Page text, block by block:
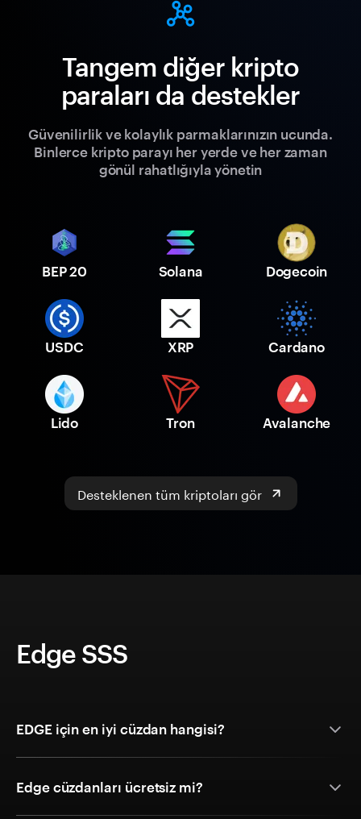
Tangem diğer kripto
paraları da destekler
Güvenilirlik ve kolaylık parmaklarınızın ucunda.
Binlerce kripto parayı her yerde ve her zaman
gönül rahatlığıyla yönetin
BEP 20 Solana Dogecoin
USDC XRP Cardano
Lido Tron Avalanche
Desteklenen tüm kriptoları gör
Edge SSS
EDGE için en iyi cüzdan hangisi?
Edge cüzdanları ücretsiz mi?